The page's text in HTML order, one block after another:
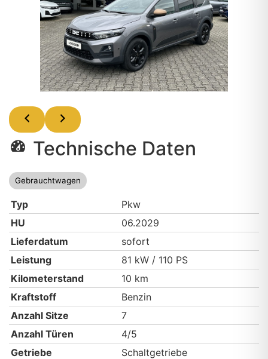
Technische Daten
Gebrauchtwagen
Typ
Pkw
HU
06.2029
Lieferdatum
sofort
Leistung
81 kW / 110 PS
Kilometerstand
10 km
Kraftstoff
Benzin
Anzahl Sitze
7
Anzahl Türen
4/5
Getriebe
Schaltgetriebe